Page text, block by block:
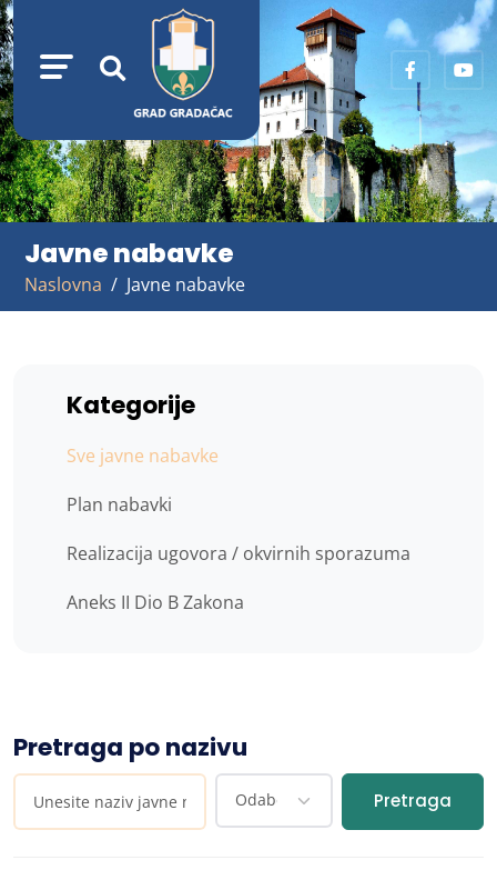
Javne nabavke
Naslovna Javne nabavke
Kategorije
Sve javne nabavke
Plan nabavki
Realizacija ugovora / okvirnih sporazuma
Aneks II Dio B Zakona
Pretraga po nazivu
Pretraga